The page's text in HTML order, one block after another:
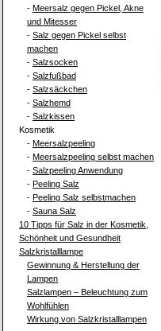
- Meersalz gegen Pickel, Akne
und Mitesser
- Salz gegen Pickel selbst
machen
- Salzsocken
- Salzfußbad
- Salzsäckchen
- Salzhemd
- Salzkissen
Kosmetik
- Meersalzpeeling
- Meersalzpeeling selbst machen
- Salzpeeling Anwendung
- Peeling Salz
- Peeling Salz selbstmachen
- Sauna Salz
10 Tipps für Salz in der Kosmetik,
Schönheit und Gesundheit
Salzkristalllampe
Gewinnung & Herstellung der
Lampen
Salzlampen – Beleuchtung zum
Wohlfühlen
Wirkung von Salzkristalllampen